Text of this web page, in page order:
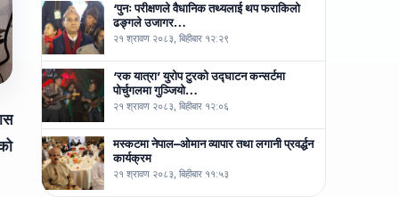
‘पुनः परीक्षणले वैधानिक तथ्यलाई थप फराकिलो
ढङ्गले उजागर…
२१ श्रावण २०८३, बिहीबार १२:२९
‘रक यात्रा’ युरोप टुरको उद्घाटन कन्सर्टमा
पोर्चुगलमा गुञ्जियो…
२१ श्रावण २०८३, बिहीबार १२:०६
मस्कटमा नेपाल–ओमान व्यापार तथा लगानी प्रवर्द्धन
कार्यक्रम
२१ श्रावण २०८३, बिहीबार ११:५३